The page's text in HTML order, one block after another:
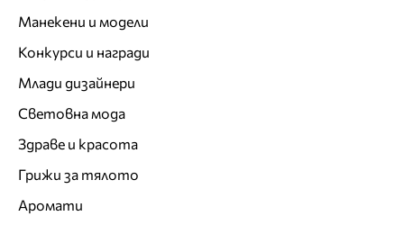
Манекени и модели
Конкурси и награди
Млади дизайнери
Световна мода
Здраве и красота
Грижи за тялото
Аромати